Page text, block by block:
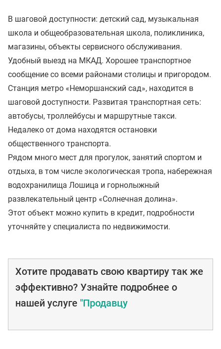
В шаговой доступности: детский сад, музыкальная
школа и общеобразовательная школа, поликлиника,
магазины, объекты сервисного обслуживания.
Удобный выезд на МКАД. Хорошее транспортное
сообщение со всеми районами столицы и пригородом.
Станция метро «Неморшанский сад», находится в
шаговой доступности. Развитая транспортная сеть:
автобусы, троллейбусы и маршрутные такси.
Недалеко от дома находятся остановки
общественного транспорта.
Рядом много мест для прогулок, занятий спортом и
отдыха, в том числе экологическая тропа, набережная
водохранилища Лошица и горнолыжный
развлекательный центр «Солнечная долина».
Этот объект можно купить в кредит, подробности
уточняйте у специалиста по недвижимости.
Хотите продавать свою квартиру так же
эффективно? Узнайте подробнее о
нашей услуге "Продавцу